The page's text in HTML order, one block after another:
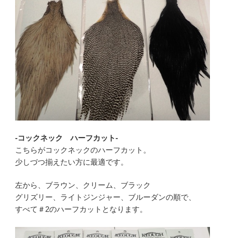
-コックネック ハーフカット-
こちらがコックネックのハーフカット。
少しづつ揃えたい方に最適です。
左から、ブラウン、クリーム、ブラック
グリズリー、ライトジンジャー、ブルーダンの順で、
すべて＃2のハーフカットとなります。